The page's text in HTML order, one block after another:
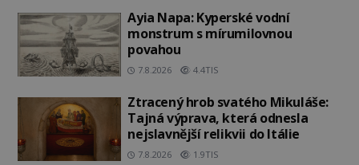
Ayia Napa: Kyperské vodní
monstrum s mírumilovnou
povahou
7.8.2026 4.4TIS
Ztracený hrob svatého Mikuláše:
Tajná výprava, která odnesla
nejslavnější relikvii do Itálie
7.8.2026 1.9TIS